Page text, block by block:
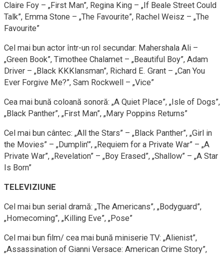
Claire Foy – „First Man”, Regina King – „If Beale Street Could
Talk”, Emma Stone – „The Favourite”, Rachel Weisz – „The
Favourite”
Cel mai bun actor într-un rol secundar: Mahershala Ali –
„Green Book”, Timothee Chalamet – „Beautiful Boy”, Adam
Driver – „Black KKKlansman”, Richard E. Grant – „Can You
Ever Forgive Me?”, Sam Rockwell – „Vice”
Cea mai bună coloană sonoră: „A Quiet Place”, „Isle of Dogs”,
„Black Panther”, „First Man”, „Mary Poppins Returns”
Cel mai bun cântec: „All the Stars” – „Black Panther”, „Girl in
the Movies” – „Dumplin’”, „Requiem for a Private War” – „A
Private War”, „Revelation” – „Boy Erased”, „Shallow” – „A Star
Is Born”
TELEVIZIUNE
Cel mai bun serial dramă: „The Americans”, „Bodyguard”,
„Homecoming”, „Killing Eve”, „Pose”
Cel mai bun film/ cea mai bună miniserie TV: „Alienist”,
„Assassination of Gianni Versace: American Crime Story”,